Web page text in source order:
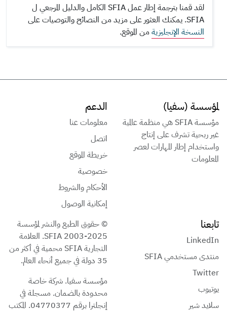
لقد قمنا بترجمة إطار عمل SFIA الكامل والدليل المرجعي ل
SFIA. يمكنك العثور على مزيد من النصائح والتوصيات على
النسخة الإنجليزية من الموقع.
لمؤسسة (سفيا)
مؤسسة SFIA هي منظمة عالمية
غير ربحية تشرف على إنتاج
واستخدام إطار المهارات لعصر
المعلومات
الدعم
معلومات عنا
اتصل
خريطة الموقع
خصوصية
الأحكام والشروط
إمكانية الوصول
تابعنا
LinkedIn
منتدى مستخدمي SFIA
Twitter
يوتيوب
سلايد شير
© حقوق الطبع والنشر لمؤسسة
SFIA 2003-2025. العلامة
التجارية SFIA محمية في أكثر من
35 دولة في جميع أنحاء العالم.
مؤسسة سفيا. شركة خاصة
محدودة بالضمان. مسجلة في
إنجلترا برقم 04770377. المكتب